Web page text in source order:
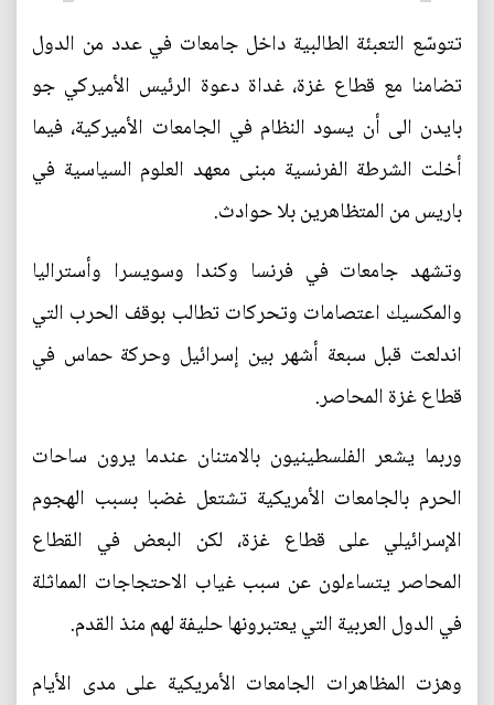
تتوسّع التعبئة الطالبية داخل جامعات في عدد من الدول
تضامنا مع قطاع غزة، غداة دعوة الرئيس الأميركي جو
بايدن الى أن يسود النظام في الجامعات الأميركية، فيما
أخلت الشرطة الفرنسية مبنى معهد العلوم السياسية في
باريس من المتظاهرين بلا حوادث.
وتشهد جامعات في فرنسا وكندا وسويسرا وأستراليا
والمكسيك اعتصامات وتحركات تطالب بوقف الحرب التي
اندلعت قبل سبعة أشهر بين إسرائيل وحركة حماس في
قطاع غزة المحاصر.
وربما يشعر الفلسطينيون بالامتنان عندما يرون ساحات
الحرم بالجامعات الأمريكية تشتعل غضبا بسبب الهجوم
الإسرائيلي على قطاع غزة، لكن البعض في القطاع
المحاصر يتساءلون عن سبب غياب الاحتجاجات المماثلة
في الدول العربية التي يعتبرونها حليفة لهم منذ القدم.
وهزت المظاهرات الجامعات الأمريكية على مدى الأيام